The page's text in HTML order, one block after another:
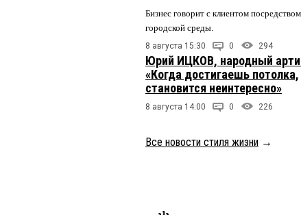
Бизнес говорит с клиентом посредством
городской среды.
8 августа 15:30 0 294
Юрий ИЦКОВ, народный
«Когда достигаешь потолка,
становится неинтересно»
8 августа 14:00 0 226
Все новости стиля жизни →